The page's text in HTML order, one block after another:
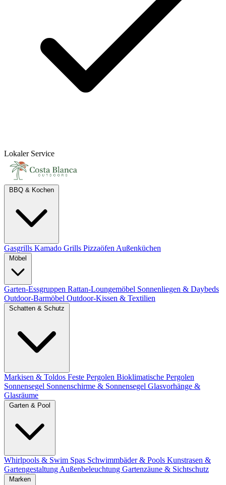
Lokaler Service
Gasgrills Kamado Grills Pizzaöfen Außenküchen
Garten-Essgruppen Rattan-Loungemöbel Sonnenliegen & Daybeds
Outdoor-Barmöbel Outdoor-Kissen & Textilien
Markisen & Toldos Feste Pergolen Bioklimatische Pergolen
Sonnensegel Sonnenschirme & Sonnensegel Glasvorhänge &
Glasräume
Whirlpools & Swim Spas Schwimmbäder & Pools Kunstrasen &
Gartengestaltung Außenbeleuchtung Gartenzäune & Sichtschutz